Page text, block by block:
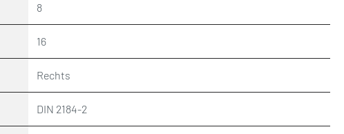
8
16
Rechts
DIN 2184-2